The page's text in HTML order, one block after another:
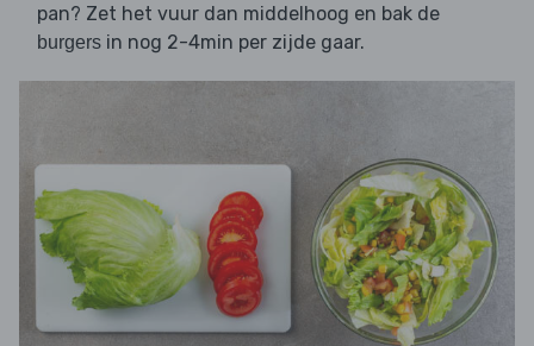
pan? Zet het vuur dan middelhoog en bak de
burgers in nog 2-4min per zijde gaar.